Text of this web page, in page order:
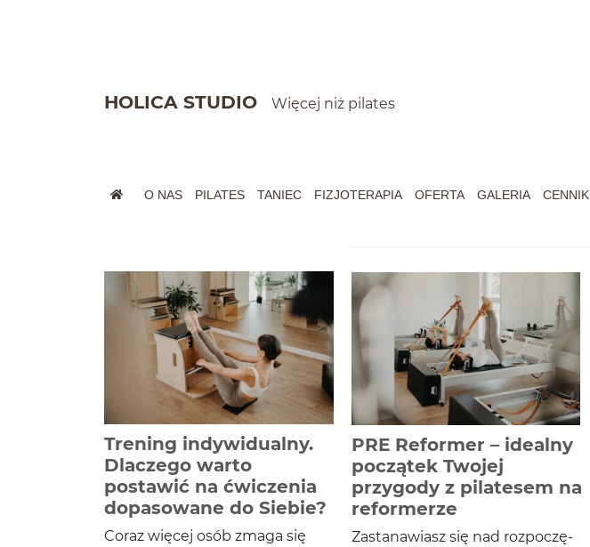
HOLICA STUDIO Więcej niż pilates
Menu główne
Wyszukiwarka
O NAS PILATES TANIEC FIZJOTERAPIA OFERTA GALERIA CENNIK
Trening indywidualny.
Dlaczego warto
postawić na ćwiczenia
dopasowane do Siebie? Czytaj całość
Coraz więcej osób zmaga się
PRE Reformer – idealny
początek Twojej
przygody z pilatesem na
reformerze-Czytaj całość
Zas­tanaw­iasz się nad rozpoczę­
Paginacja